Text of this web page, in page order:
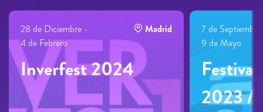
28 de Diciembre -
4 de Febrero
Madrid
Inverfest 2024
7 de
9 de Mayo
2023 /